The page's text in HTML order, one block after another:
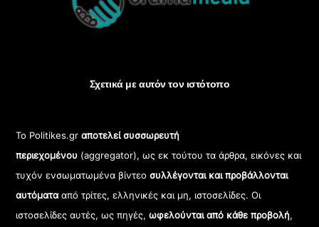
Σχετικά με αυτόν τον ιστότοπο
Το Politikes.grαποτελεί συσσωρευτή
περιεχομένου (aggregator), ως εκ τούτου τα άρθρα, εικόνες και
τυχόν ενσωματωμένα βίντεοσυλλέγονται και προβάλλονται
αυτόματααπό τρίτες, ελληνικές και μη, ιστοσελίδες. Οι
ιστοσελίδες αυτές, ως πηγές,ωφελούνται από κάθε προβολή,